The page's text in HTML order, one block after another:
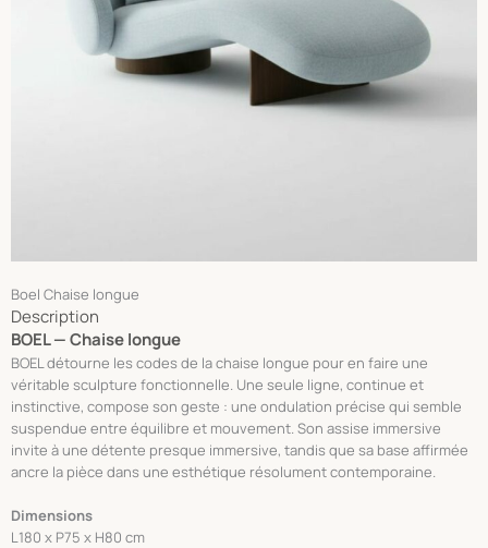
Boel Chaise longue
Description
BOEL — Chaise longue
BOEL détourne les codes de la chaise longue pour en faire une
véritable sculpture fonctionnelle. Une seule ligne, continue et
instinctive, compose son geste : une ondulation précise qui semble
suspendue entre équilibre et mouvement. Son assise immersive
invite à une détente presque immersive, tandis que sa base affirmée
ancre la pièce dans une esthétique résolument contemporaine.
Dimensions
L180 x P75 x H80 cm